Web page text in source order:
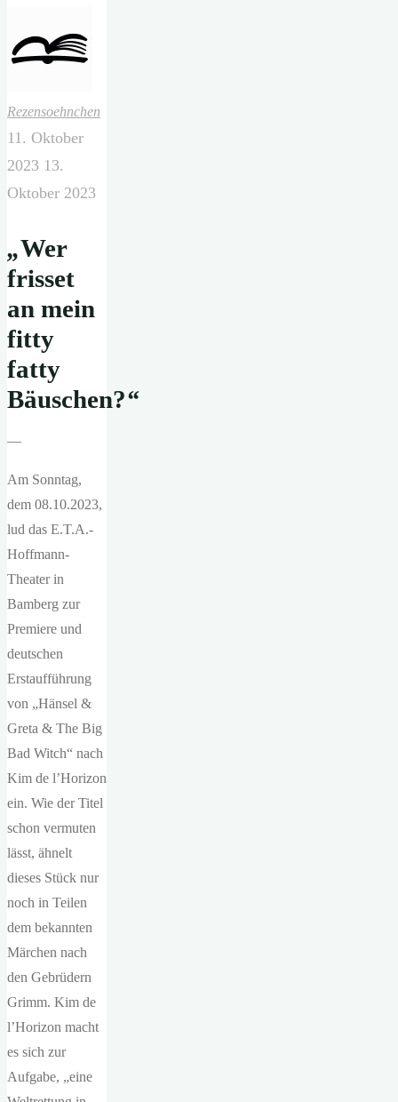
Rezensoehnchen
11. Oktober
2023 13.
Oktober 2023
„Wer
frisset
an mein
fitty
fatty
Bäuschen?“
—
Am Sonntag,
dem 08.10.2023,
lud das E.T.A.-
Hoffmann-
Theater in
Bamberg zur
Premiere und
deutschen
Erstaufführung
von „Hänsel &
Greta & The Big
Bad Witch“ nach
Kim de l’Horizon
ein. Wie der Titel
schon vermuten
lässt, ähnelt
dieses Stück nur
noch in Teilen
dem bekannten
Märchen nach
den Gebrüdern
Grimm. Kim de
l’Horizon macht
es sich zur
Aufgabe, „eine